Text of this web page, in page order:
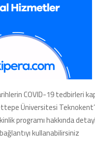
COVID-19 tedbirleri
Üniversitesi
programı hakkında
bağlantıyı kullanabilirsiniz